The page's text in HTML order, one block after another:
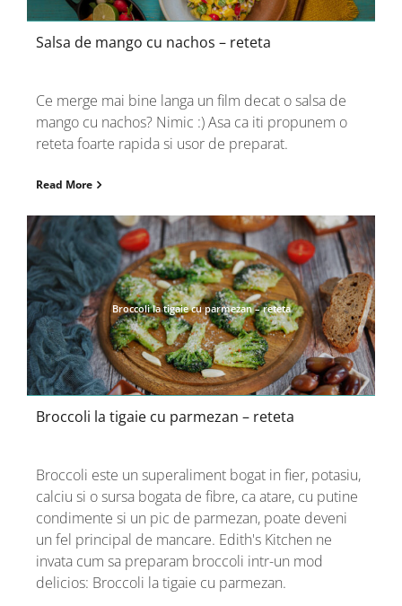
Salsa de mango cu nachos – reteta
Ce merge mai bine langa un film decat o salsa de
mango cu nachos? Nimic :) Asa ca iti propunem o
reteta foarte rapida si usor de preparat.
Read More
Broccoli la tigaie cu parmezan – reteta
Broccoli la tigaie cu parmezan – reteta
Broccoli este un superaliment bogat in fier, potasiu,
calciu si o sursa bogata de fibre, ca atare, cu putine
condimente si un pic de parmezan, poate deveni
un fel principal de mancare. Edith's Kitchen ne
invata cum sa preparam broccoli intr-un mod
delicios: Broccoli la tigaie cu parmezan.